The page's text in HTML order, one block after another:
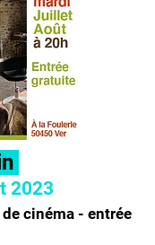
2023
cinéma - entrée